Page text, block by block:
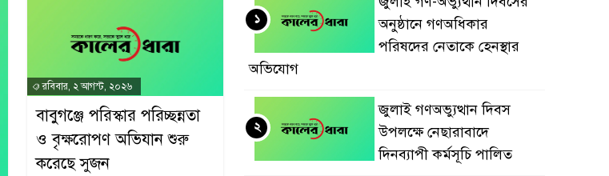
রবিবার, ২ আগস্ট, ২০২৬
বাবুগঞ্জে পরিস্কার পরিচ্ছন্নতা
ও বৃক্ষরোপণ অভিযান শুরু
করেছে সুজন
অনুষ্ঠানে গণঅধিকার
পরিষদের নেতাকে হেনস্থার
অভিযোগ
১
জুলাই গণঅভ্যুত্থান দিবস
উপলক্ষে নেছারাবাদে
দিনব্যাপী কর্মসূচি পালিত
২